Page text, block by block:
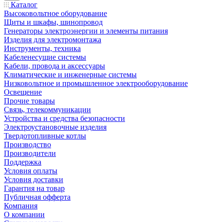
Каталог
Высоковольтное оборудование
Щиты и шкафы, шинопровод
Генераторы электроэнергии и элементы питания
Изделия для электромонтажа
Инструменты, техника
Кабеленесущие системы
Кабели, провода и аксессуары
Климатические и инженерные системы
Низковольтное и промышленное электрооборудование
Освещение
Прочие товары
Связь, телекоммуникации
Устройства и средства безопасности
Электроустановочные изделия
Твердотопливные котлы
Производство
Производители
Поддержка
Условия оплаты
Условия доставки
Гарантия на товар
Публичная офферта
Компания
О компании